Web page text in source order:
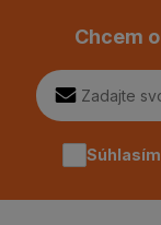
Chcem